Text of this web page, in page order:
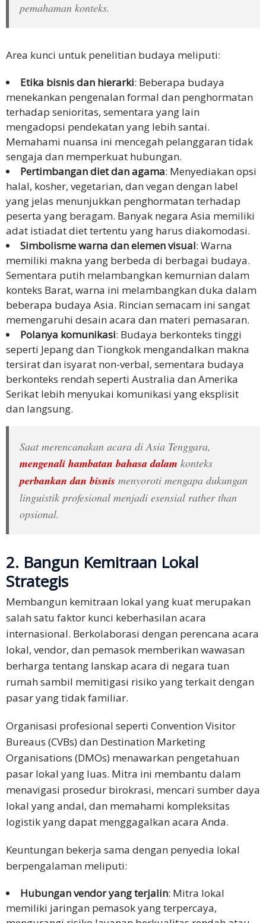
pemahaman konteks.
Area kunci untuk penelitian budaya meliputi:
Etika bisnis dan hierarki: Beberapa budaya
menekankan pengenalan formal dan penghormatan
terhadap senioritas, sementara yang lain
mengadopsi pendekatan yang lebih santai.
Memahami nuansa ini mencegah pelanggaran tidak
sengaja dan memperkuat hubungan.
Pertimbangan diet dan agama: Menyediakan opsi
halal, kosher, vegetarian, dan vegan dengan label
yang jelas menunjukkan penghormatan terhadap
peserta yang beragam. Banyak negara Asia memiliki
adat istiadat diet tertentu yang harus diakomodasi.
Simbolisme warna dan elemen visual: Warna
memiliki makna yang berbeda di berbagai budaya.
Sementara putih melambangkan kemurnian dalam
konteks Barat, warna ini melambangkan duka dalam
beberapa budaya Asia. Rincian semacam ini sangat
memengaruhi desain acara dan materi pemasaran.
Polanya komunikasi: Budaya berkonteks tinggi
seperti Jepang dan Tiongkok mengandalkan makna
tersirat dan isyarat non-verbal, sementara budaya
berkonteks rendah seperti Australia dan Amerika
Serikat lebih menyukai komunikasi yang eksplisit
dan langsung.
Saat merencanakan acara di Asia Tenggara,
mengenali hambatan bahasa dalam konteks
perbankan dan bisnis menyoroti mengapa dukungan
linguistik profesional menjadi esensial rather than
opsional.
2. Bangun Kemitraan Lokal
Strategis
Membangun kemitraan lokal yang kuat merupakan
salah satu faktor kunci keberhasilan acara
internasional. Berkolaborasi dengan perencana acara
lokal, vendor, dan pemasok memberikan wawasan
berharga tentang lanskap acara di negara tuan
rumah sambil memitigasi risiko yang terkait dengan
pasar yang tidak familiar.
Organisasi profesional seperti Convention Visitor
Bureaus (CVBs) dan Destination Marketing
Organisations (DMOs) menawarkan pengetahuan
pasar lokal yang luas. Mitra ini membantu dalam
menavigasi prosedur birokrasi, mencari sumber daya
lokal yang andal, dan memahami kompleksitas
logistik yang dapat menggagalkan acara Anda.
Keuntungan bekerja sama dengan penyedia lokal
berpengalaman meliputi:
Hubungan vendor yang terjalin: Mitra lokal
memiliki jaringan pemasok yang terpercaya,
Balik
Formulir
Keluhan
Layanan
kepatuhan
perlindungan
data
Rekomendasikan
Syarat &
Ketentuan
Layanan
Sumber
Daya
Karier
Hubungi
Kami
Harga
Gratis